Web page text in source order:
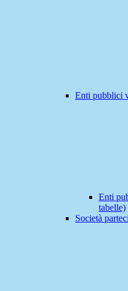
Enti pubblici
Enti
tabelle)
Società